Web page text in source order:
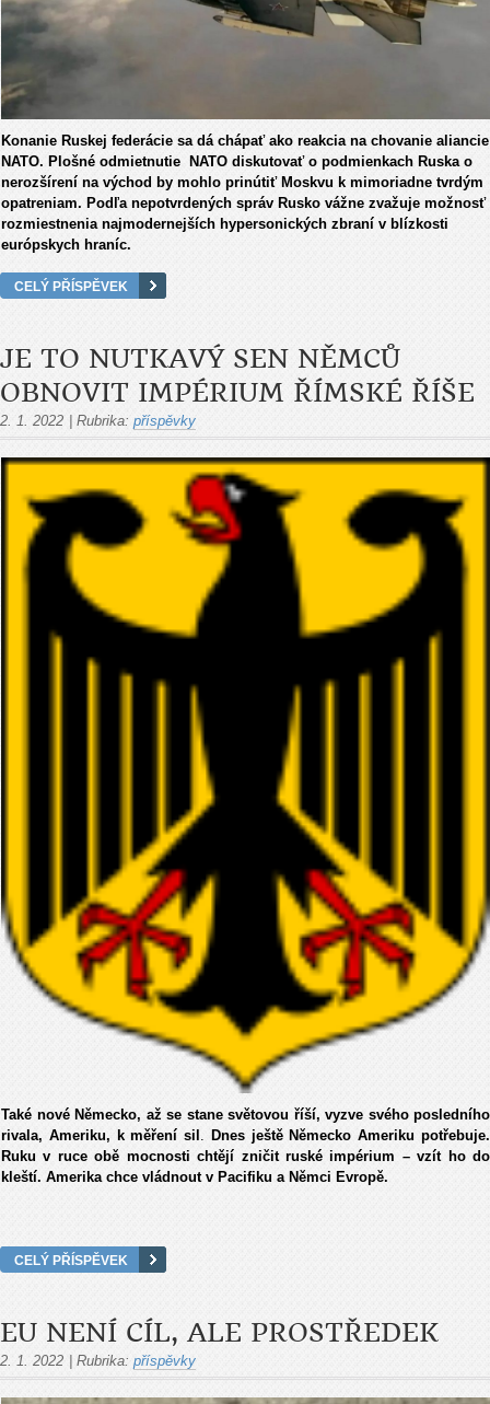
Konanie Ruskej federácie sa dá chápať ako reakcia na chovanie aliancie
NATO. Plošné odmietnutie NATO diskutovať o podmienkach Ruska o
nerozšírení na východ by mohlo prinútiť Moskvu k mimoriadne tvrdým
opatreniam. Podľa nepotvrdených správ Rusko vážne zvažuje možnosť
rozmiestnenia najmodernejších hypersonických zbraní v blízkosti
európskych hraníc.
CELÝ PŘÍSPĚVEK
JE TO NUTKAVÝ SEN NĚMCŮ
OBNOVIT IMPÉRIUM ŘÍMSKÉ ŘÍŠE
2. 1. 2022 Rubrika: příspěvky
Také nové Německo, až se stane světovou říší, vyzve svého posledního
rivala, Ameriku, k měření sil . Dnes ještě Německo Ameriku potřebuje.
Ruku v ruce obě mocnosti chtějí zničit ruské impérium – vzít ho do
kleští. Amerika chce vládnout v Pacifiku a Němci Evropě.
CELÝ PŘÍSPĚVEK
EU NENÍ CÍL, ALE PROSTŘEDEK
2. 1. 2022 Rubrika: příspěvky